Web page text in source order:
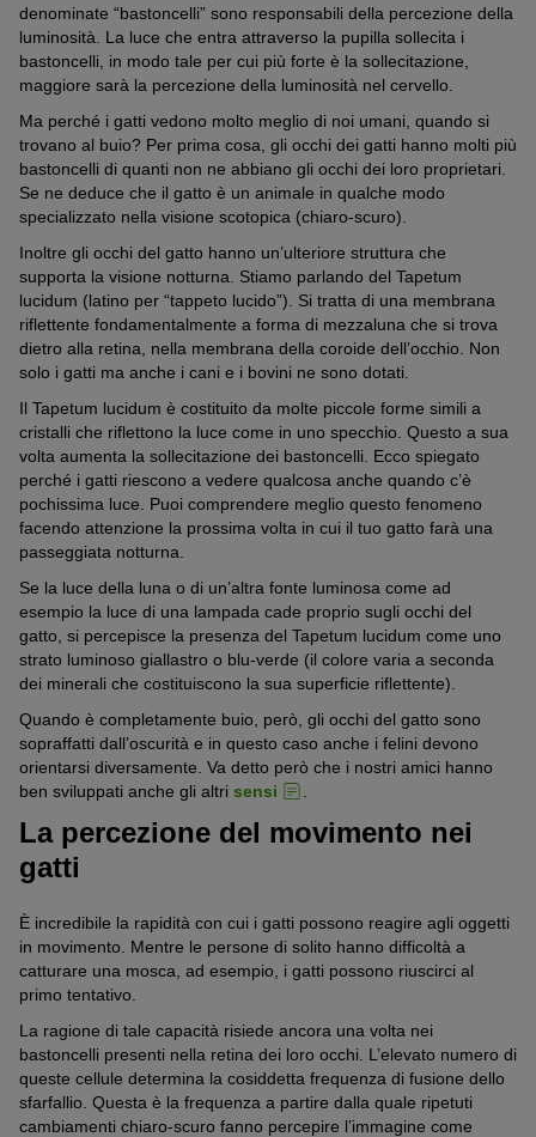
denominate “bastoncelli” sono responsabili della percezione della
luminosità. La luce che entra attraverso la pupilla sollecita i
bastoncelli, in modo tale per cui più forte è la sollecitazione,
maggiore sarà la percezione della luminosità nel cervello.
Ma perché i gatti vedono molto meglio di noi umani, quando si
trovano al buio? Per prima cosa, gli occhi dei gatti hanno molti più
bastoncelli di quanti non ne abbiano gli occhi dei loro proprietari.
Se ne deduce che il gatto è un animale in qualche modo
specializzato nella visione scotopica (chiaro-scuro).
Inoltre gli occhi del gatto hanno un’ulteriore struttura che
supporta la visione notturna. Stiamo parlando del Tapetum
lucidum (latino per “tappeto lucido”). Si tratta di una membrana
riflettente fondamentalmente a forma di mezzaluna che si trova
dietro alla retina, nella membrana della coroide dell’occhio. Non
solo i gatti ma anche i cani e i bovini ne sono dotati.
Il Tapetum lucidum è costituito da molte piccole forme simili a
cristalli che riflettono la luce come in uno specchio. Questo a sua
volta aumenta la sollecitazione dei bastoncelli. Ecco spiegato
perché i gatti riescono a vedere qualcosa anche quando c’è
pochissima luce. Puoi comprendere meglio questo fenomeno
facendo attenzione la prossima volta in cui il tuo gatto farà una
passeggiata notturna.
Se la luce della luna o di un’altra fonte luminosa come ad
esempio la luce di una lampada cade proprio sugli occhi del
gatto, si percepisce la presenza del Tapetum lucidum come uno
strato luminoso giallastro o blu-verde (il colore varia a seconda
dei minerali che costituiscono la sua superficie riflettente).
Quando è completamente buio, però, gli occhi del gatto sono
sopraffatti dall’oscurità e in questo caso anche i felini devono
orientarsi diversamente. Va detto però che i nostri amici hanno
ben sviluppati anche gli altri sensi
La percezione del movimento nei
gatti
È incredibile la rapidità con cui i gatti possono reagire agli oggetti
in movimento. Mentre le persone di solito hanno difficoltà a
catturare una mosca, ad esempio, i gatti possono riuscirci al
primo tentativo.
La ragione di tale capacità risiede ancora una volta nei
bastoncelli presenti nella retina dei loro occhi. L’elevato numero di
queste cellule determina la cosiddetta frequenza di fusione dello
sfarfallio. Questa è la frequenza a partire dalla quale ripetuti
cambiamenti chiaro-scuro fanno percepire l’immagine come